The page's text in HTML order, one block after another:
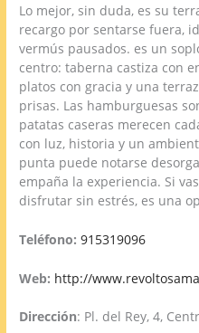
Lo mejor, sin duda, es su
recargo por sentarse fuera,
vermús pausados. es un
centro: taberna castiza con
platos con gracia y una
prisas. Las hamburguesas
patatas caseras merecen
con luz, historia y un
punta puede notarse
empaña la experiencia. Si
disfrutar sin estrés, es una
Teléfono:915319096
Web: http://
Dirección: Pl. del Rey, 4,